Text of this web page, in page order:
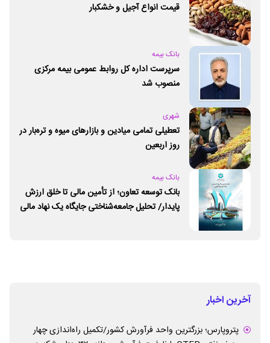
قیمت انواع آجیل و خشکبار
بانک بیمه
سرپرست اداره کل روابط عمومی بیمه مرکزی
منصوب شد
شهری
تعطیلی تمامی میادین و بازارهای میوه و تره‌بار در
روز اربعین
بانک بیمه
بانک توسعه تعاون؛ از تأمین مالی تا خلق ارزش
پایدار/ تحلیل جامعه‌شناختی جایگاه یک نهاد مالی
آخرین اخبار
پتروپارس؛ بزرگترین واحد فرآورش کشور/تکمیل راه‌اندازی چهار